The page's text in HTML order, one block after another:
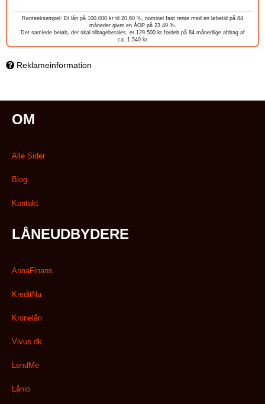
Renteeksempel: Et lån på 100.000 kr til 20,60 %, nominel fast rente med en løbetid på 84
måneder giver en ÅOP på 23,49 %.
Det samlede beløb, der skal tilbagebetales, er 129.500 kr fordelt på 84 månedlige afdrag af
ca. 1.540 kr
Reklameinformation
OM
Alle Sider
Blog
Kontakt
LÅNEUDBYDERE
AnnaFinans
KreditNu
Kronelån
Vivus.dk
LendMe
Lånio